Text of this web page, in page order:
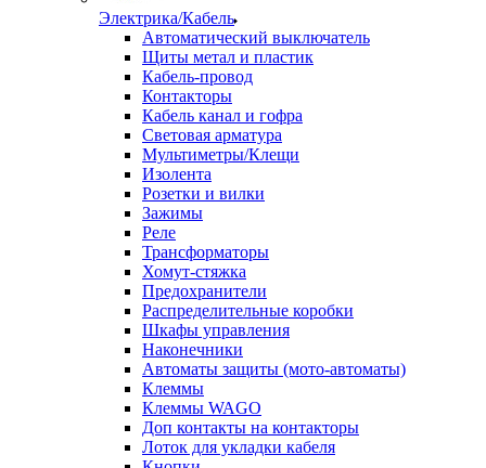
Электрика/Кабель
Автоматический выключатель
Щиты метал и пластик
Кабель-провод
Контакторы
Кабель канал и гофра
Световая арматура
Мультиметры/Клещи
Изолента
Розетки и вилки
Зажимы
Реле
Трансформаторы
Хомут-стяжка
Предохранители
Распределительные коробки
Шкафы управления
Наконечники
Автоматы защиты (мото-автоматы)
Клеммы
Клеммы WAGO
Доп контакты на контакторы
Лоток для укладки кабеля